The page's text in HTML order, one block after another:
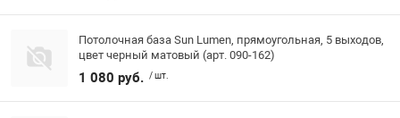
Потолочная база Sun Lumen, прямоугольная, 5 выходов,
цвет черный матовый (арт. 090-162)
1 080 руб. / шт.